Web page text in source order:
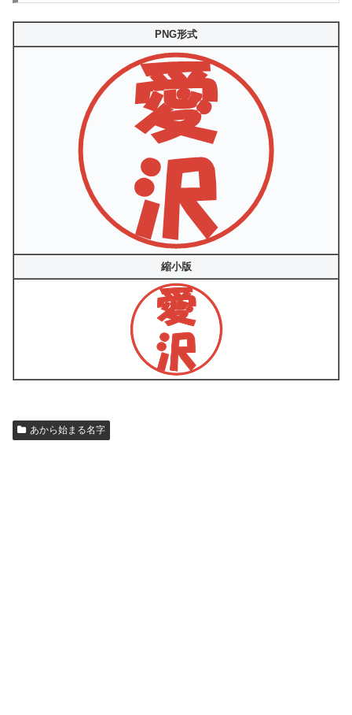
PNG形式
縮小版
あから始まる名字